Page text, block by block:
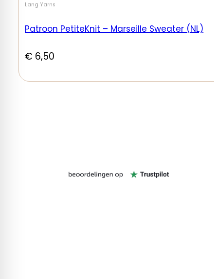
Lang Yarns
Patroon PetiteKnit – Marseille Sweater (NL)
€ 6,50